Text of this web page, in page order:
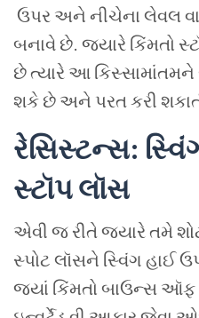
ઉપર અને નીચેના લેવલ
બનાવે છે. જ્યારે કિંમતો
છેત્યારે આ કિસ્સામાંતમને
શકે છે અને પરતકરી
રેસિસ્ટન્સ:
સ્ટૉપલૉસ
એવી જ રીતેજ્યારેતમે
સ્પોટ લૉસને સ્વિંગ હાઈ
જ્યાં કિંમતો બાઉન્સ ઑફ